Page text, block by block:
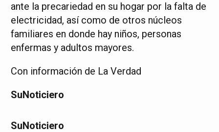
ante la precariedad en su hogar por la falta de
electricidad, así como de otros núcleos
familiares en donde hay niños, personas
enfermas y adultos mayores.
Con información de La Verdad
SuNoticiero
SuNoticiero